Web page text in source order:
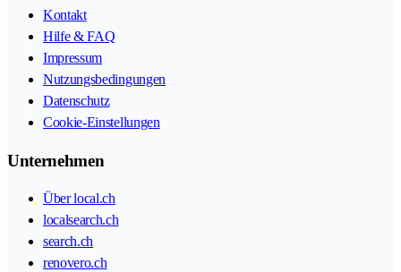
Kontakt
Hilfe & FAQ
Impressum
Nutzungsbedingungen
Datenschutz
Cookie-Einstellungen
Unternehmen
Über local.ch
localsearch.ch
search.ch
renovero.ch